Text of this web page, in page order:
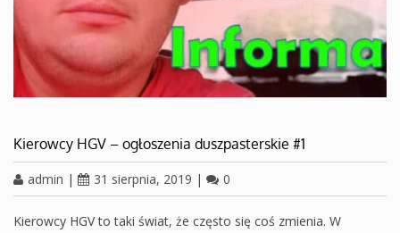
Kierowcy HGV – ogłoszenia duszpasterskie #1
admin | 31 sierpnia, 2019 | 0
Kierowcy HGV to taki świat, że często się coś zmienia. W